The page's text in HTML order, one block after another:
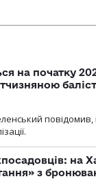
на початку
повідомив,
на
з